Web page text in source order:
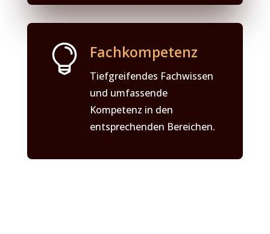
 Fachkompetenz
Tiefgreifendes Fachwissen
und umfassende
Kompetenz in den
entsprechenden Bereichen.